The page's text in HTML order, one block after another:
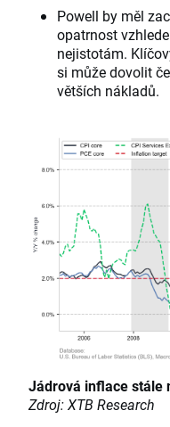
Powell by měl
opatrnost
nejistotám.
si může dovolit
větších nákladů.
Jádrová inflace stále
Zdroj: XTB Research